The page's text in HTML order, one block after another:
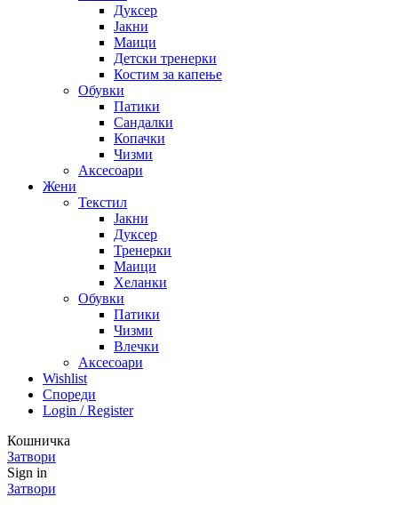
Дуксер
Јакни
Маици
Детски тренерки
Костим за капење
Обувки
Патики
Сандалки
Копачки
Чизми
Аксесоари
Жени
Текстил
Јакни
Дуксер
Тренерки
Маици
Хеланки
Обувки
Патики
Чизми
Влечки
Аксесоари
Wishlist
Спореди
Login / Register
Кошничка
Затвори
Sign in
Затвори